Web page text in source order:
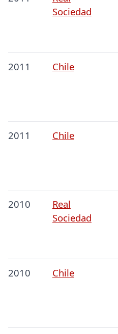
Sociedad
2011 Chile
2011 Chile
2010
Real
Sociedad
2010 Chile